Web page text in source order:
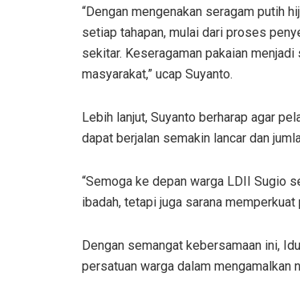
“Dengan mengenakan seragam putih
setiap tahapan, mulai dari proses
sekitar. Keseragaman pakaian
masyarakat,” ucap Suyanto.
Lebih lanjut, Suyanto berharap agar
dapat berjalan semakin lancar dan
“Semoga ke depan warga LDII Sugio
ibadah, tetapi juga sarana
Dengan semangat kebersamaan ini,
persatuan warga dalam mengamalkan